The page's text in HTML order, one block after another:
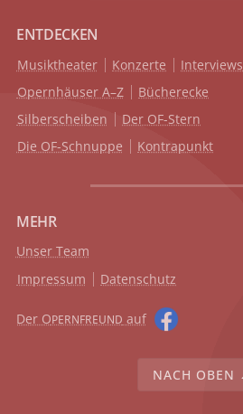
ENTDECKEN
Musiktheater Konzerte
Interviews
Opernhäuser A–Z
Bücherecke
Silberscheiben
Der OF-Stern
Die OF-Schnuppe
Kontrapunkt
MEHR
Unser Team
Impressum
Datenschutz
Der OPERNFREUND auf
NACH OBEN